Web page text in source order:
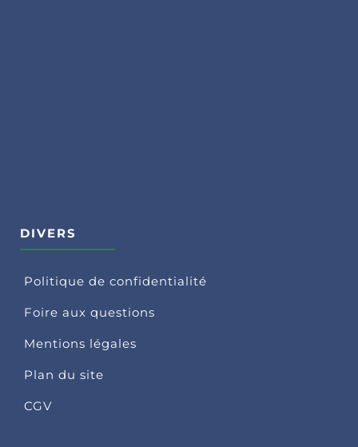
DIVERS
Politique de confidentialité
Foire aux questions
Mentions légales
Plan du site
CGV